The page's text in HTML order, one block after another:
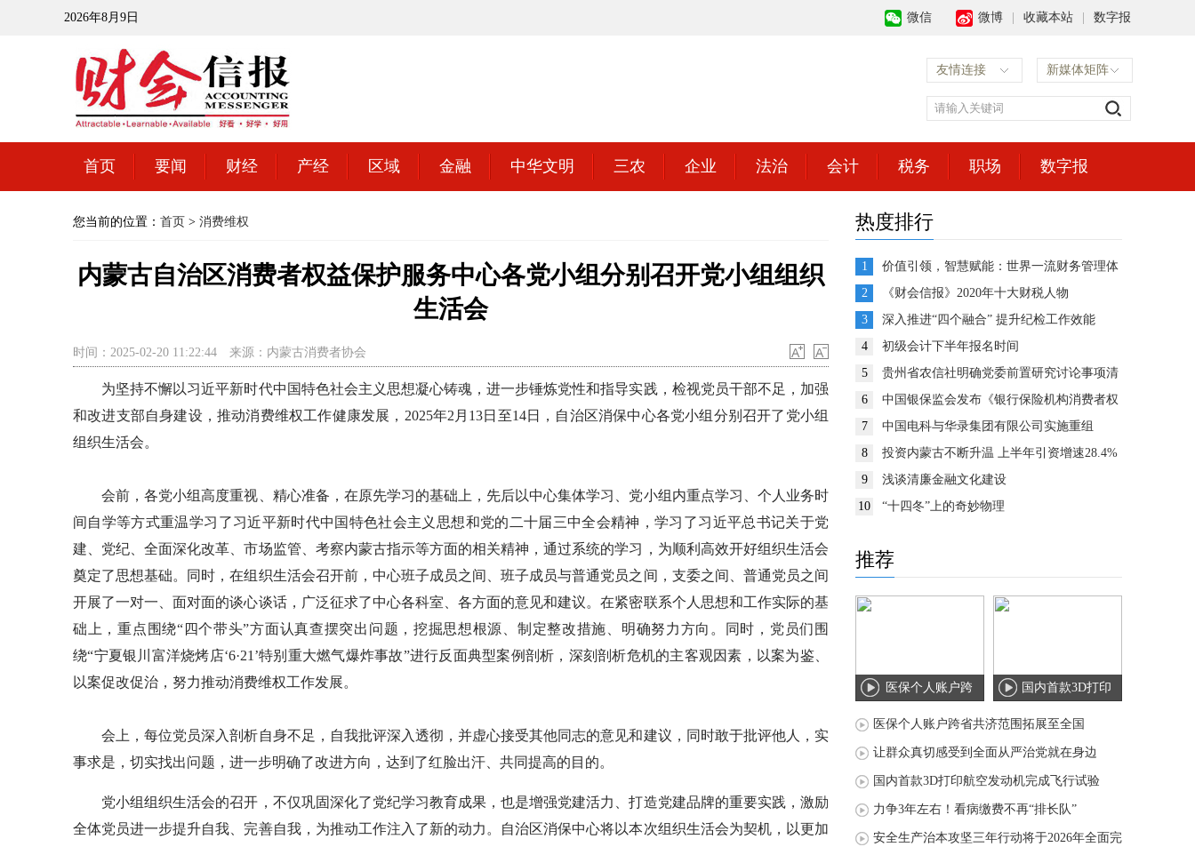
2026年8月9日 微信 微博 收藏本站 数字报
友情连接 新媒体矩阵
首页 要闻 财经 产经 区域 金融 中华文明 三农 企业 法治 会计 税务 职场 数字报
您当前的位置： 首页 > 消费维权
内蒙古自治区消费者权益保护服务中心各党小组分别召开党小组组织
生活会
时间：2025-02-20 11:22:44 来源：内蒙古消费者协会
为坚持不懈以习近平新时代中国特色社会主义思想凝心铸魂，进一步锤炼党性和指导实践，检视党员干部不足，加强
和改进支部自身建设，推动消费维权工作健康发展，2025年2月13日至14日，自治区消保中心各党小组分别召开了党小组
组织生活会。
会前，各党小组高度重视、精心准备，在原先学习的基础上，先后以中心集体学习、党小组内重点学习、个人业务时
间自学等方式重温学习了习近平新时代中国特色社会主义思想和党的二十届三中全会精神，学习了习近平总书记关于党
建、党纪、全面深化改革、市场监管、考察内蒙古指示等方面的相关精神，通过系统的学习，为顺利高效开好组织生活会
奠定了思想基础。同时，在组织生活会召开前，中心班子成员之间、班子成员与普通党员之间，支委之间、普通党员之间
开展了一对一、面对面的谈心谈话，广泛征求了中心各科室、各方面的意见和建议。在紧密联系个人思想和工作实际的基
础上，重点围绕“四个带头”方面认真查摆突出问题，挖掘思想根源、制定整改措施、明确努力方向。同时，党员们围
绕“宁夏银川富洋烧烤店‘6·21’特别重大燃气爆炸事故”进行反面典型案例剖析，深刻剖析危机的主客观因素，以案为鉴、
以案促改促治，努力推动消费维权工作发展。
会上，每位党员深入剖析自身不足，自我批评深入透彻，并虚心接受其他同志的意见和建议，同时敢于批评他人，实
事求是，切实找出问题，进一步明确了改进方向，达到了红脸出汗、共同提高的目的。
党小组组织生活会的召开，不仅巩固深化了党纪学习教育成果，也是增强党建活力、打造党建品牌的重要实践，激励
全体党员进一步提升自我、完善自我，为推动工作注入了新的动力。自治区消保中心将以本次组织生活会为契机，以更加
热度排行
1
价值引领，智慧赋能：世界一流财务管理体
系建设的思考与展望
2
《财会信报》2020年十大财税人物
3
深入推进“四个融合” 提升纪检工作效能
4
初级会计下半年报名时间
5
贵州省农信社明确党委前置研究讨论事项清
单推动企业决策高效运转
6
中国银保监会发布《银行保险机构消费者权
益保护监管评价办法》
7
中国电科与华录集团有限公司实施重组
8
投资内蒙古不断升温 上半年引资增速28.4%
9
浅谈清廉金融文化建设
10
“十四冬”上的奇妙物理
推荐
医保个人账户跨
省共济范围拓展
国内首款3D打印
航空发动机完成
医保个人账户跨省共济范围拓展至全国
让群众真切感受到全面从严治党就在身边
国内首款3D打印航空发动机完成飞行试验
力争3年左右！看病缴费不再“排长队”
安全生产治本攻坚三年行动将于2026年全面完